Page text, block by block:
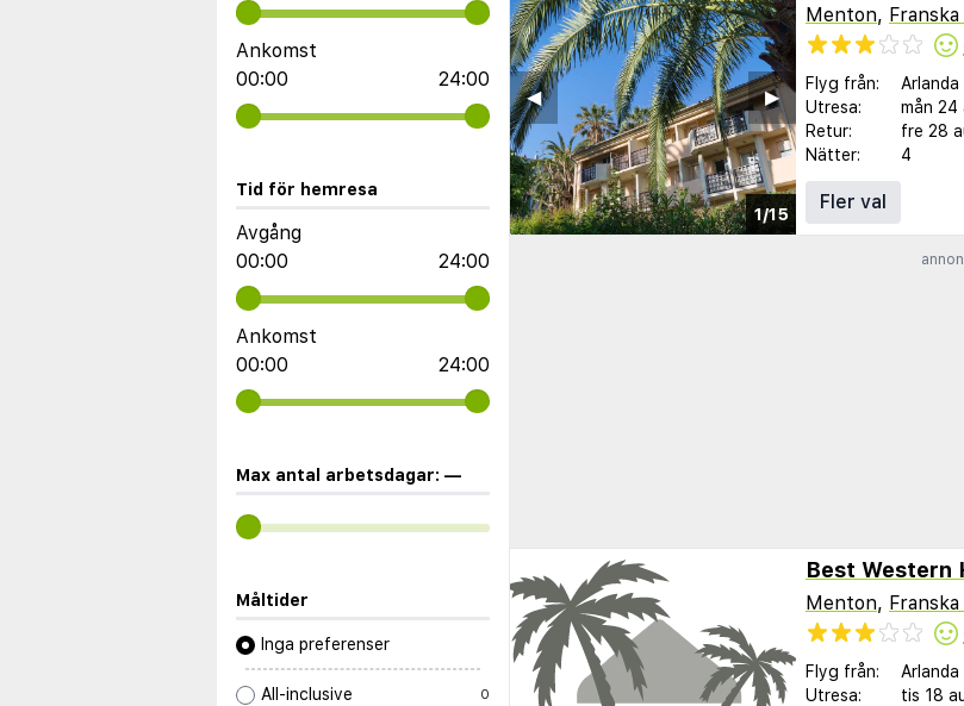
Ankomst
00:00
24:00
Tid för hemresa
Avgång
00:00
24:00
Ankomst
00:00
24:00
Max antal arbetsdagar: —
Måltider
Inga preferenser
All-inclusive 0
1/15
▶︎
◀︎
Menton,
Flyg från: Arlanda
Utresa:
mån 24
Retur:
fre 28
Nätter:
4
Fler val
Menton,
Flyg från: Arlanda
Utresa:
tis 18